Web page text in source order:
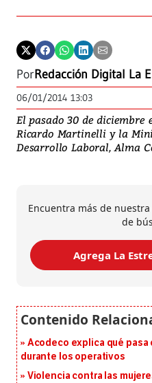
PorRedacción Digital La
06/01/2014 13:03
El pasado 30 de diciembre
Ricardo Martinelli y la
Desarrollo Laboral, Alma
Encuentra más de
de
Agrega La
Acodeco explica qué
durante los operativos
Violencia contra las